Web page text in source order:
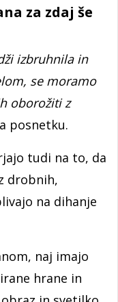
za zdaj še
izbruhnila in
se moramo
oborožiti z
posnetku.
tudi na to, da
drobnih,
na dihanje
naj imajo
hrane in